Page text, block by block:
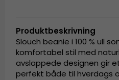
Produktbeskrivning
Slouch beanie i 100 % ull
komfortabel stil med
avslappede designen gir
perfekt både til hverdags